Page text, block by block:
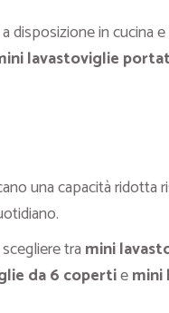
disposizione in cucina
lavastoviglie
una capacità ridotta
tra mini
da 6 copertiemini